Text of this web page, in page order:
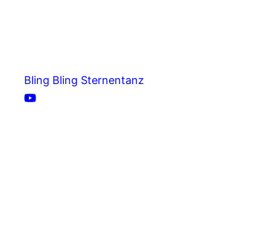
Bling Bling Sternentanz